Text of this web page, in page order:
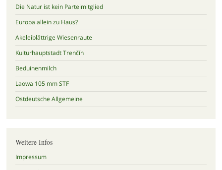
Die Natur ist kein Parteimitglied
Europa allein zu Haus?
Akeleiblättrige Wiesenraute
Kulturhauptstadt Trenčín
Beduinenmilch
Laowa 105 mm STF
Ostdeutsche Allgemeine
Weitere Infos
Impressum